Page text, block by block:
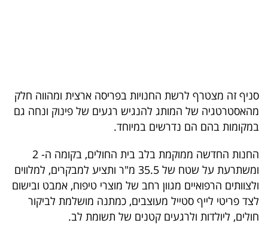
5
המילון
הכלכלי
פודקאסט
40
UNDER
סניף זה מצטרף לרשת החנויות בפריסה ארצית ומהווה חלק
מהאסטרטגיה של המותג להנגיש רגעים של פינוק ונחה גם
במקומות בהם הם נדרשים במיוחד.
החנות החדשה ממוקמת בלב בית החולים, בקומה ה- 2
ומשתרעת על שטח של 35.5 מ"ר ותציע למבקרים, למלווים
ולצוותים הרפואיים מגוון רחב של מוצרי טיפוח, אמבט ובישום
לצד פריטי לייף סטייל מעוצבים, כמתנה מושלמת לביקור
חולים, ליולדות ולרגעים קטנים של תשומת לב.